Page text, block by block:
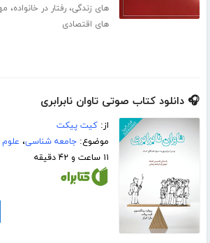
های زندگی،رفتار در خانواده،
های اقتصادی
🎧 دانلود کتاب صوتی تاوان نابرابری
از:کیت پیکت
موضوع:جامعه شناسی،
۱۱ ساعت و ۴۲ دقیقه